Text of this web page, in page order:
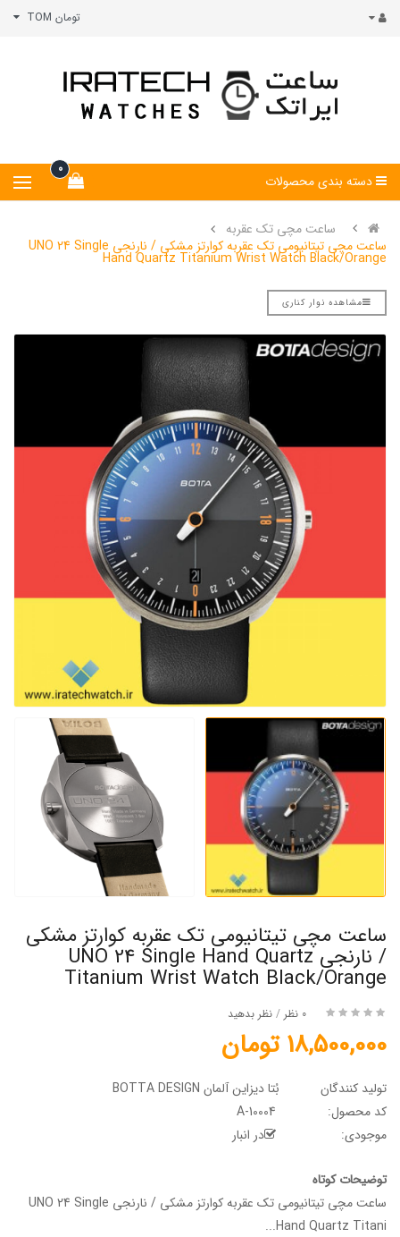
تومان TOM
0
دسته بندی محصولات
ساعت مچی تک عقربه
ساعت مچی تیتانیومی تک عقربه کوارتز مشکی / نارنجی UNO 24 Single
Hand Quartz Titanium Wrist Watch Black/Orange
مشاهده نوار کناری
ساعت مچی تیتانیومی تک عقربه کوارتز مشکی
/ نارنجی UNO 24 Single Hand Quartz
Titanium Wrist Watch Black/Orange
0 نظر / نظر بدهید
18,500,000 تومان
تولید کنندگان
بُتا دیزاین آلمان BOTTA DESIGN
کد محصول:
موجودی:
در انبار
توضیحات کوتاه
ساعت مچی تیتانیومی تک عقربه کوارتز مشکی / نارنجی UNO 24 Single
Hand Quartz Titani...